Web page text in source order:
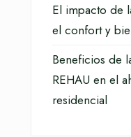
El impacto de
el confort y
Beneficios de
REHAU en el
residencial